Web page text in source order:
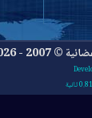
2026